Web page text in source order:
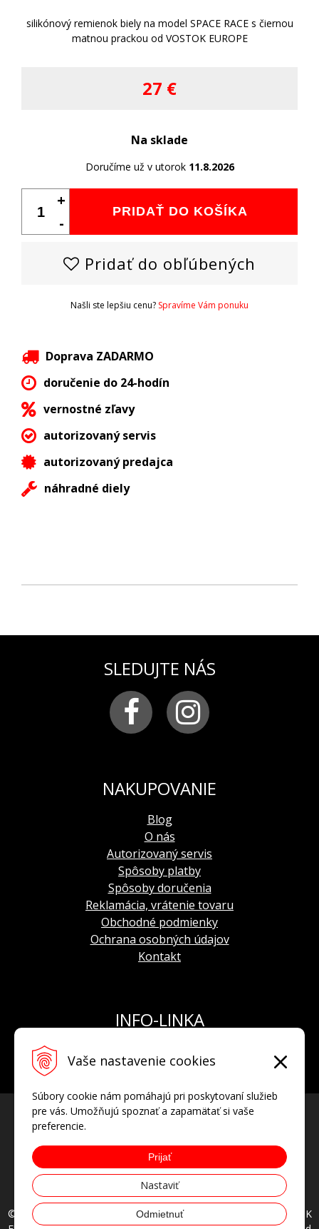
Vaše nastavenie cookies
Súbory cookie nám pomáhajú pri poskytovaní služieb
pre vás. Umožňujú spoznať a zapamätať si vaše
preferencie.
Prijať
Nastaviť
Odmietnuť
silikónový remienok biely na model SPACE RACE s čiernou
matnou prackou od VOSTOK EUROPE
27 €
Na sklade
Doručíme už v utorok 11.8.2026
PRIDAŤ DO KOŠÍKA
+
-
Pridať do obľúbených
Našli ste lepšiu cenu? Spravíme Vám ponuku
Doprava ZADARMO
doručenie do 24-hodín
vernostné zľavy
autorizovaný servis
autorizovaný predajca
náhradné diely
SLEDUJTE NÁS
NAKUPOVANIE
Blog
O nás
Autorizovaný servis
Spôsoby platby
Spôsoby doručenia
Reklamácia, vrátenie tovaru
Obchodné podmienky
Ochrana osobných údajov
Kontakt
INFO-LINKA
E-mail:info@hodinkyvostok.sk
© 2026 HODINKYVOSTOK.SK oficiálny predajca hodiniek VOSTOK